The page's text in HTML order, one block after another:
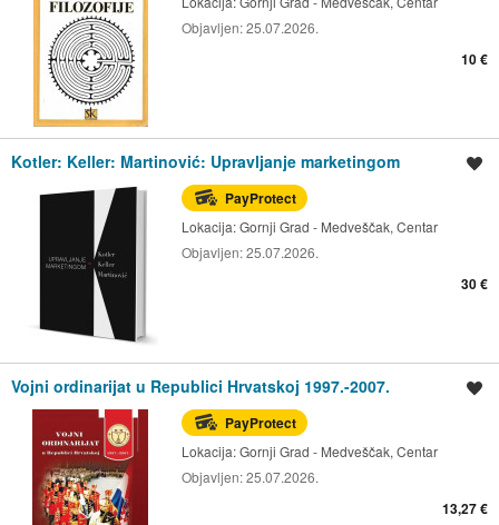
Objavljen:25.07.2026.
10 €
Kotler: Keller: Martinović: Upravljanje marketingom
PayProtect
Lokacija:Gornji Grad - Medveščak, Centar
Objavljen:25.07.2026.
30 €
Vojni ordinarijat u Republici Hrvatskoj 1997.-2007.
PayProtect
Lokacija:Gornji Grad - Medveščak, Centar
Objavljen:25.07.2026.
13,27 €